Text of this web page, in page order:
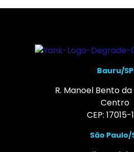
Bauru/SP
R. Manoel Bento da
Centro
CEP: 17015-
São Paulo/